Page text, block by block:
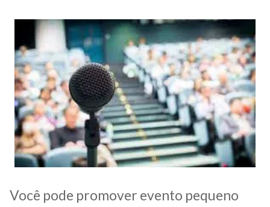
Você pode promover evento pequeno